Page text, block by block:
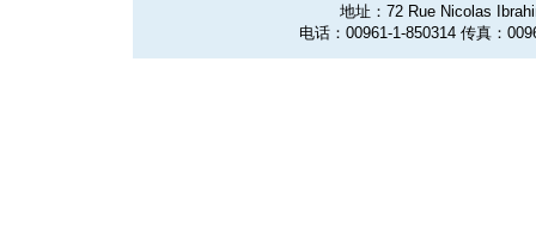
地址：72 Rue Nicolas
电话：00961-1-850314 传真：